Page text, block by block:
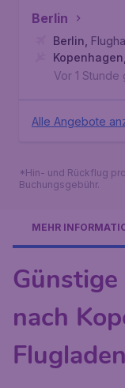
Berlin
Berlin
Kopenhagen
Vor 1
Alle Angebote
*Hin- und Rückflug
Buchungsgebühr.
MEHR
nach